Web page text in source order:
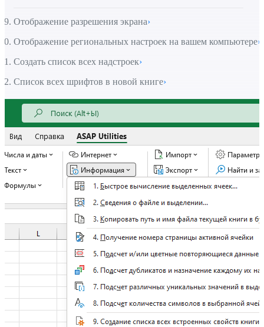
Отображение разрешения экрана›
Отображение региональных настроек на вашем компьютере›
Создать список всех надстроек›
Список всех шрифтов в новой книге›